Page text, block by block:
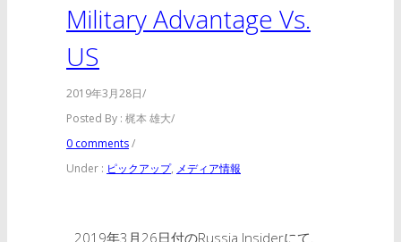
Military Advantage Vs.
US
2019年3月28日/
Posted By : 梶本 雄大/
0 comments/
Under : ピックアップ, メディア情報
2019年3月26日付のRussia Insiderにて、